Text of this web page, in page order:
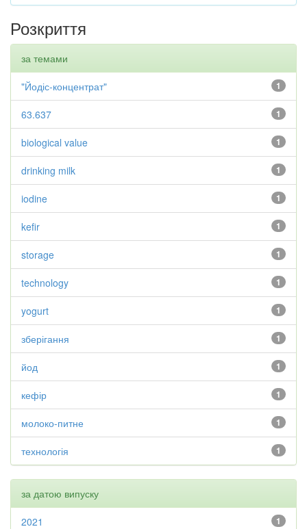
Розкриття
за темами
1
"Йодіс-концентрат"
1
63.637
1
biological value
1
drinking milk
1
iodine
1
kefir
1
storage
1
technology
1
yogurt
1
зберігання
1
йод
1
кефір
1
молоко-питне
1
технологія
за датою випуску
1
2021